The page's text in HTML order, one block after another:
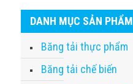
DANH MỤC SẢN PHẨM
Băng tải thực phẩm
Băng tải chế biến